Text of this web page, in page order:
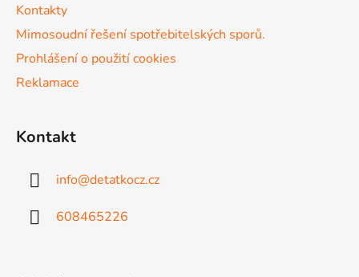
Kontakty
Mimosoudní řešení spotřebitelských sporů.
Prohlášení o použití cookies
Reklamace
Kontakt
info@detatkocz.cz
608465226